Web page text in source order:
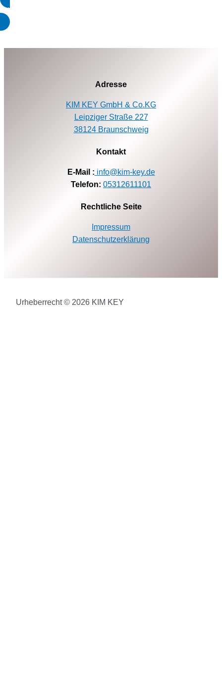
ANGEBOT ANFORDERN
Adresse
KIM KEY GmbH & Co.KG
Leipziger Straße 227
38124 Braunschweig
Kontakt
E-Mail : info@kim-key.de
Telefon: 05312611101
Rechtliche Seite
Impressum
Datenschutzerklärung
Urheberrecht © 2026 KIM KEY